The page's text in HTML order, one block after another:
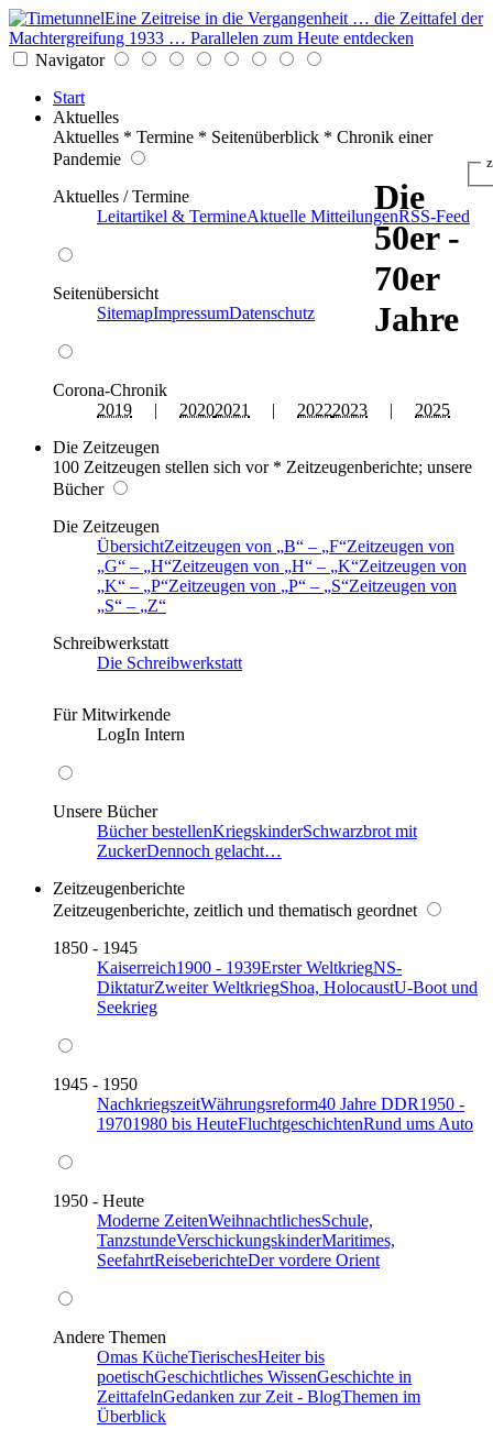
Eine Zeitreise in die Vergangenheit … die Zeittafel der
Machtergreifung 1933 … Parallelen zum Heute entdecken
Navigator
Start
Aktuelles
Aktuelles * Termine * Seitenüberblick * Chronik einer
Pandemie
Aktuelles / Termine
Leitartikel & TermineAktuelle MitteilungenRSS-Feed
Seitenübersicht
SitemapImpressumDatenschutz
Corona-Chronik
2019 | 20202021 | 20222023 | 2025
Die Zeitzeugen
100 Zeitzeugen stellen sich vor * Zeitzeugenberichte; unsere
Bücher
Die Zeitzeugen
ÜbersichtZeitzeugen von B – F Zeitzeugen von
G
– H Zeitzeugen von H – K Zeitzeugen von
K
– P Zeitzeugen von P – S Zeitzeugen von
S
–
Z
Schreibwerkstatt
Die Schreibwerkstatt
Für Mitwirkende
LogIn Intern
Unsere Bücher
Bücher bestellenKriegskinderSchwarzbrot mit
ZuckerDennoch gelacht…
Zeitzeugenberichte
Zeitzeugenberichte, zeitlich und thematisch geordnet
1850 - 1945
Kaiserreich1900 - 1939Erster WeltkriegNS-
DiktaturZweiter WeltkriegShoa, HolocaustU-Boot und
Seekrieg
1945 - 1950
NachkriegszeitWährungsreform40 Jahre DDR1950 -
19701980 bis HeuteFluchtgeschichtenRund ums Auto
1950 - Heute
Moderne ZeitenWeihnachtlichesSchule,
TanzstundeVerschickungskinderMaritimes,
SeefahrtReiseberichteDer vordere Orient
Andere Themen
Omas KücheTierischesHeiter bis
poetischGeschichtliches WissenGeschichte in
ZeittafelnGedanken zur Zeit - BlogThemen im
Überblick
Die
50er -
70er
Jahre